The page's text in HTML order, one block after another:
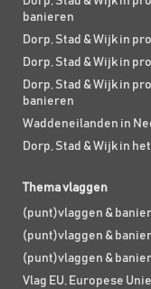
banieren
Dorp, Stad & Wijk in
Dorp, Stad & Wijk in
Dorp, Stad & Wijk in
banieren
Waddeneilanden in
Dorp, Stad & Wijk in
Thema vlaggen
(punt)vlaggen &
(punt)vlaggen &
(punt)vlaggen &
Vlag EU, Europese Unie